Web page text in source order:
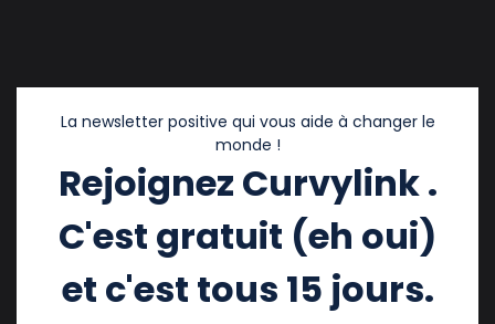
La newsletter positive qui vous aide à changer le
monde !
Rejoignez Curvylink .
C'est gratuit (eh oui)
et c'est tous 15 jours.